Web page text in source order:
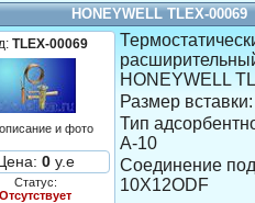
HONEYWELL TLEX-00069
TLEX-00069
описание и фото
Цена: 0 у.е
Статус:
Отсутствует
HONEYWELL
Размер вставки:
Тип
A-10
Соединение
10X12ODF